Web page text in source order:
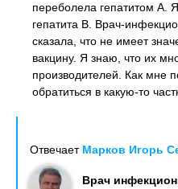
переболела гепатитом А.
гепатита В. Врач-
сказала, что не имеет
вакцину. Я знаю, что их
производителей. Как мне
обратиться в какую-то
Отвечает Марков Игорь
Врач